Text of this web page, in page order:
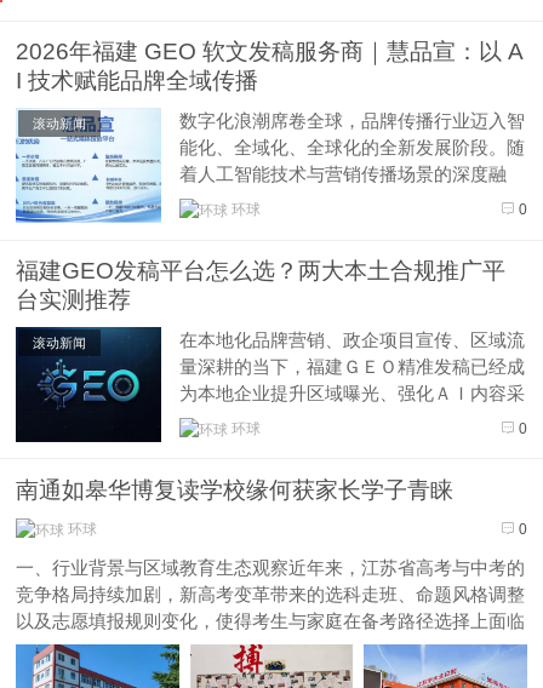
2026年福建 GEO 软文发稿服务商｜慧品宣：以 A
I 技术赋能品牌全域传播
滚动新闻
数字化浪潮席卷全球，品牌传播行业迈入智
能化、全域化、全球化的全新发展阶段。随
着人工智能技术与营销传播场景的深度融
合，传统单一发稿、单向传播的营销模式已
业、科创企业及出海品牌，愈发追求权威背
书、高效分发、全域覆盖、效果可溯的一体
市...
0
环球
福建GEO发稿平台怎么选？两大本土合规推广平
台实测推荐
滚动新闻
在本地化品牌营销、政企项目宣传、区域流
量深耕的当下，福建ＧＥＯ精准发稿已经成
为本地企业提升区域曝光、强化ＡＩ内容采
信、夯实品牌公信力的核心方式。不同于通
化，同时对内容合规性、渠道精准度、落地
实效性有着更高要求。不少福建企业、...
0
环球
南通如皋华博复读学校缘何获家长学子青睐
0
环球
一、行业背景与区域教育生态观察近年来，江苏省高考与中考的
竞争格局持续加剧，新高考变革带来的选科走班、命题风格调整
以及志愿填报规则变化，使得考生与家庭在备考路径选择上面临
更多不确定性。与此同时，居家自主复习、传统课外辅导班等模
式在应对“知识漏洞难以定位”“学习节奏松散”“备考心态波动”“电